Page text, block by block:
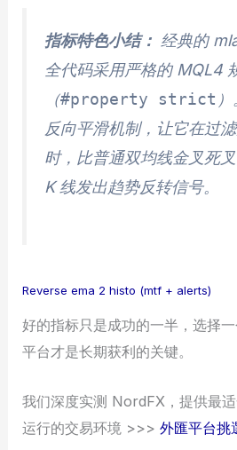
指标特色小结： 经典的
全代码采用严格的 MQL4
（#property strict
反向平滑机制，让它在过
时，比普通双均线金叉死
K 线发出趋势反转信号。
Reverse ema 2 histo (mtf + alerts)
好的指标只是成功的一半，选择
平台才是长期获利的关键。
我们深度实测 NordFX，提供最
运行的交易环境 >>>外匯平台挑